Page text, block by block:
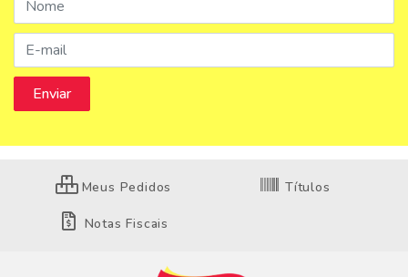
Meus Pedidos Títulos
Notas Fiscais